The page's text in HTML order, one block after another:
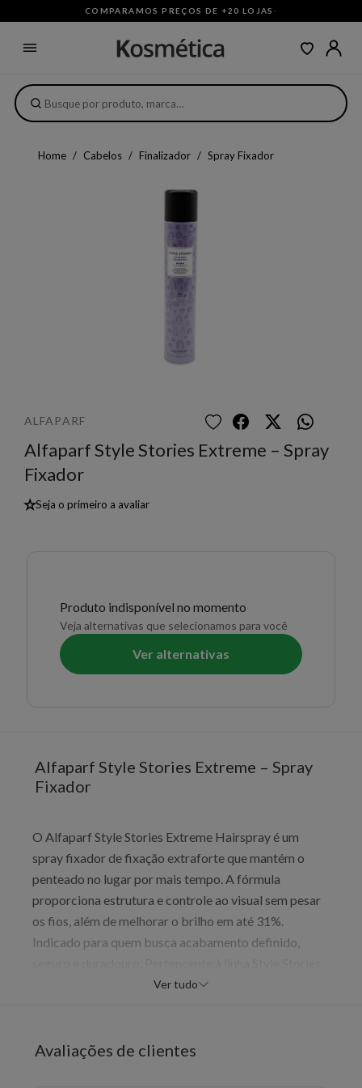
COMPARAMOS PREÇOS DE +20 LOJAS ·
Home Cabelos Finalizador Spray Fixador
ALFAPARF
Alfaparf Style Stories Extreme – Spray
Fixador
★Seja o primeiro a avaliar
Produto indisponível no momento
Veja alternativas que selecionamos para você
Ver alternativas
Alfaparf Style Stories Extreme – Spray
Fixador
O Alfaparf Style Stories Extreme Hairspray é um
spray fixador de fixação extraforte que mantém o
penteado no lugar por mais tempo. A fórmula
proporciona estrutura e controle ao visual sem pesar
os fios, além de melhorar o brilho em até 31%.
Indicado para quem busca acabamento definido,
da Alfaparf Milano, o produto alia desempenho
Benefícios
Ver tudo
Avaliações de clientes